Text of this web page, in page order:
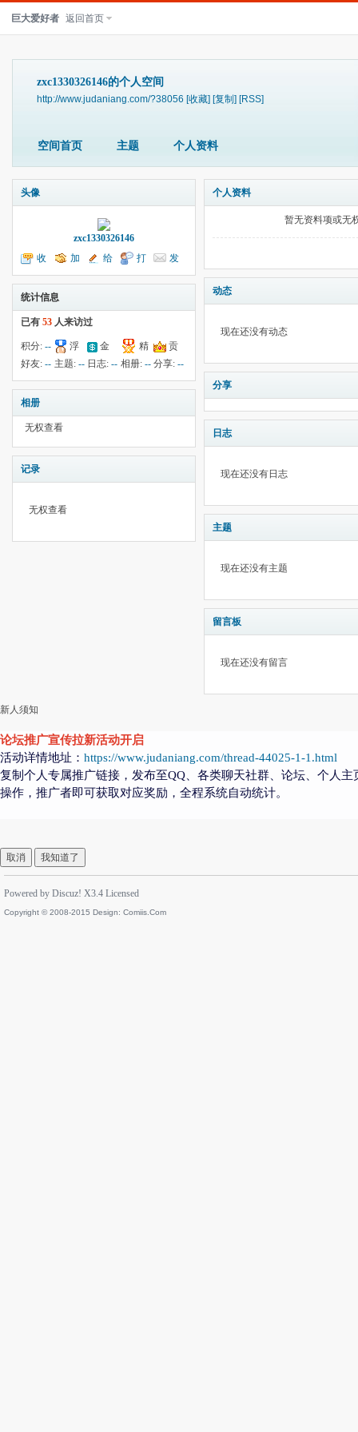
巨大爱好者 返回首页
zxc1330326146的个人空间
http://www.judaniang.com/?38056 [收藏] [复制] [RSS]
空间首页 主题 个人资料
头像
zxc1330326146
收
听TA
加
为好友
给
我留言
打
个招呼
发
送消息
统计信息
已有 53 人来访过
积分: --
浮
云:938
金
钱:1
精
华:--
贡
献:--
好友: -- 主题: -- 日志:-- 相册: -- 分享:--
相册
无权查看
记录
无权查看
个人资料
暂无资料项或无
动态
现在还没有动态
分享
日志
现在还没有日志
主题
现在还没有主题
留言板
现在还没有留言
新人须知
论坛推广宣传拉新活动开启
活动详情地址： https://www.judaniang.com/thread-44025-1-1.html
复制个人专属推广链接，发布至QQ、各类聊天社群、论坛、个人
操作，推广者即可获取对应奖励，全程系统自动统计。
取消 我知道了
Powered by Discuz! X3.4 Licensed
Copyright © 2008-2015 Design: Comiis.Com